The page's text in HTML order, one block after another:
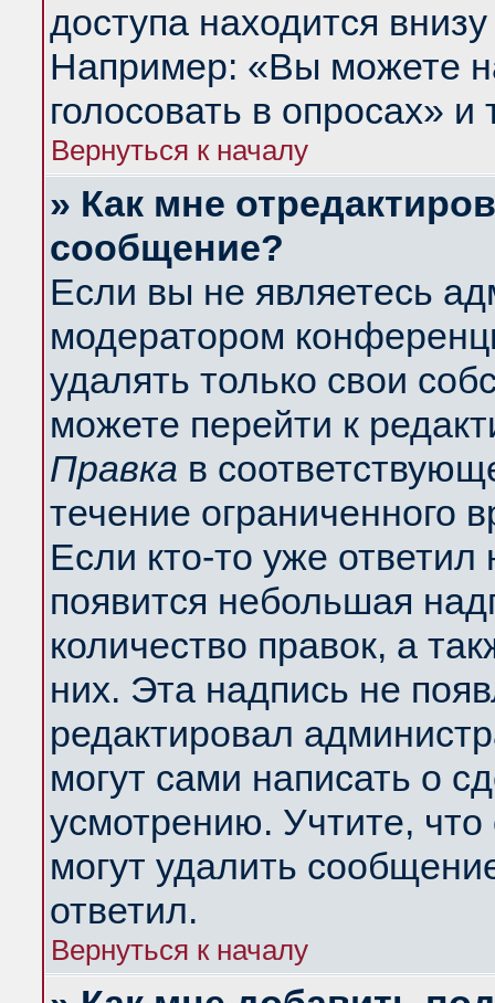
доступа находится
Например: «Вы можете
голосовать в опросах» и
Вернуться к началу
» Как мне
сообщение?
Если вы не являетесь
модератором
удалять только свои
можете перейти к
Правка в
течение ограниченного
Если кто-то уже
появится небольшая
количество правок, а
них. Эта надпись не
редактировал
могут сами написать о
усмотрению. Учтите,
могут удалить
ответил.
Вернуться к началу